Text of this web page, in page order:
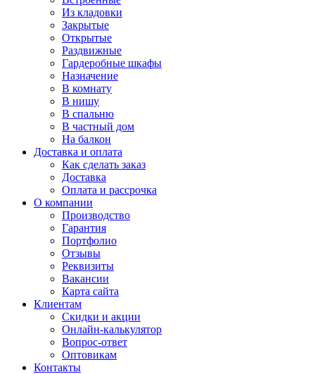
Из кладовки
Закрытые
Открытые
Раздвижные
Гардеробные шкафы
Назначение
В комнату
В нишу
В спальню
В частный дом
На балкон
Доставка и оплата
Как сделать заказ
Доставка
Оплата и рассрочка
О компании
Производство
Гарантия
Портфолио
Отзывы
Реквизиты
Вакансии
Карта сайта
Клиентам
Скидки и акции
Онлайн-калькулятор
Вопрос-ответ
Оптовикам
Контакты